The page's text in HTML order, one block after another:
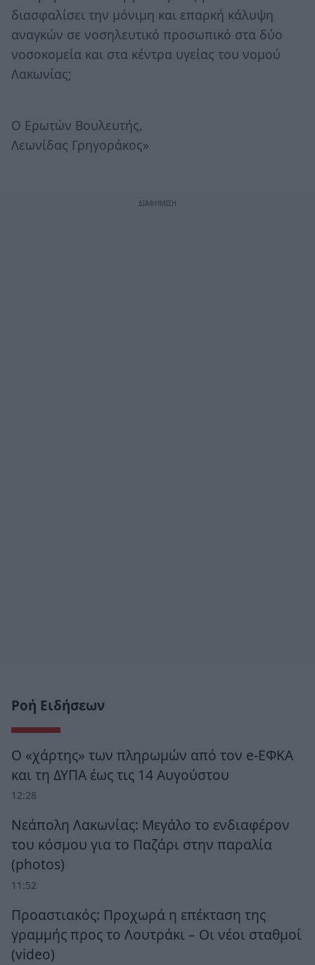
διασφαλίσει την μόνιμη και επαρκή κάλυψη
αναγκών σε νοσηλευτικό προσωπικό στα δύο
νοσοκομεία και στα κέντρα υγείας του νομού
Λακωνίας;
Ο Ερωτών Βουλευτής,
Λεωνίδας Γρηγοράκος»
Ροή Ειδήσεων
Ο «χάρτης» των πληρωμών από τον e-ΕΦΚΑ
και τη ΔΥΠΑ έως τις 14 Αυγούστου
12:28
Νεάπολη Λακωνίας: Μεγάλο το ενδιαφέρον
του κόσμου για το Παζάρι στην παραλία
(photos)
11:52
Προαστιακός: Προχωρά η επέκταση της
γραμμής προς το Λουτράκι – Οι νέοι σταθμοί
(video)